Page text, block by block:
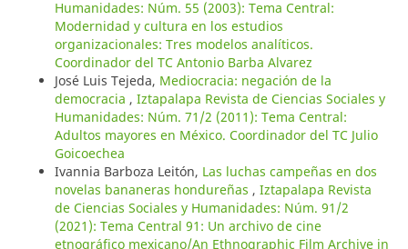
Humanidades: Núm. 55 (2003): Tema Central:
Modernidad y cultura en los estudios
organizacionales: Tres modelos analíticos.
Coordinador del TC Antonio Barba Alvarez
José Luis Tejeda, Mediocracia: negación de la
democracia , Iztapalapa Revista de Ciencias Sociales y
Humanidades: Núm. 71/2 (2011): Tema Central:
Adultos mayores en México. Coordinador del TC Julio
Goicoechea
Ivannia Barboza Leitón, Las luchas campeñas en dos
novelas bananeras hondureñas , Iztapalapa Revista
de Ciencias Sociales y Humanidades: Núm. 91/2
(2021): Tema Central 91: Un archivo de cine
etnográfico mexicano/An Ethnographic Film Archive in